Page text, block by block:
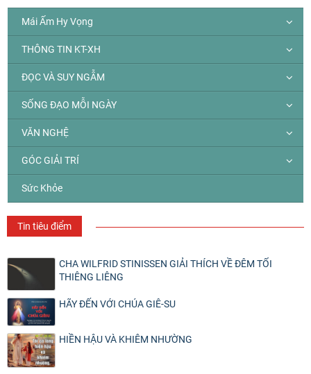
Mái Ấm Hy Vọng
THÔNG TIN KT-XH
ĐỌC VÀ SUY NGẪM
SỐNG ĐẠO MỖI NGÀY
VĂN NGHỆ
GÓC GIẢI TRÍ
Sức Khỏe
Tin tiêu điểm
CHA WILFRID STINISSEN GIẢI THÍCH VỀ ĐÊM TỐI
THIÊNG LIÊNG
HÃY ĐẾN VỚI CHÚA GIÊ-SU
HIỀN HẬU VÀ KHIÊM NHƯỜNG